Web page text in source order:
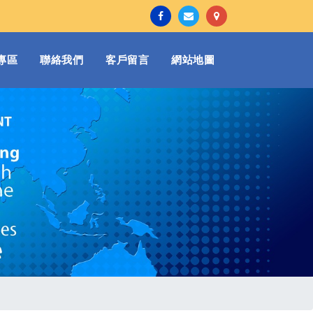
區 聯絡我們 客戶留言 網站地圖